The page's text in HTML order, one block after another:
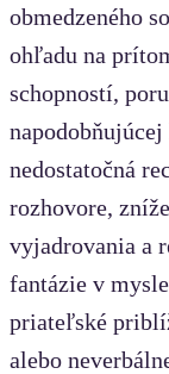
obmedzeného
ohľadu na
schopností,
napodobňujúcej
nedostatočná
rozhovore,
vyjadrovania a
fantázie v
priateľské
alebo